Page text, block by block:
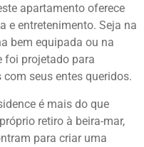
apartamento oferece
e entretenimento. Seja na
bem equipada ou na
foi projetado para
seus entes queridos.
é mais do que
retiro à beira-mar,
para criar uma